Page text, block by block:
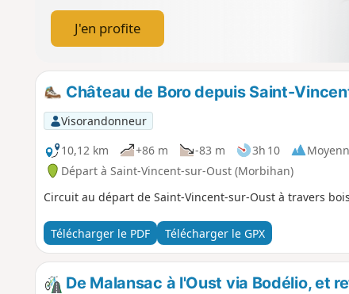
J'en profite
Château de Boro depuis Saint-
Visorandonneur
10,12 km
+86 m -83 m 3h 10
Départ à Saint-Vincent-sur-Oust (Morbihan)
Circuit au départ de Saint-Vincent-sur-Oust à travers
Télécharger le PDF Télécharger le GPX
De Malansac à l'Oust via Bodélio, et